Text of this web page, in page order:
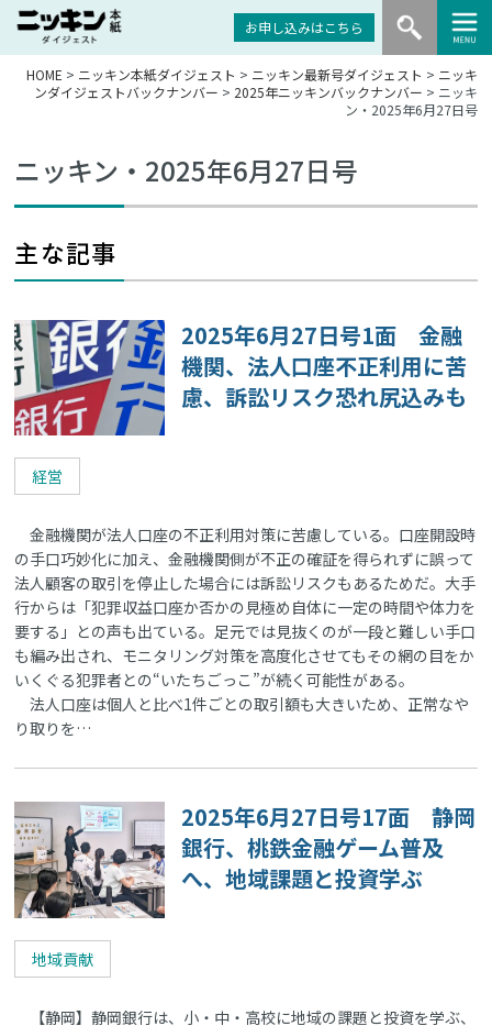
お申し込みはこちら
HOME > ニッキン本紙ダイジェスト > ニッキン最新号ダイジェスト > ニッキ
ンダイジェストバックナンバー > 2025年ニッキンバックナンバー > ニッキ
ン・2025年6月27日号
ニッキン・2025年6月27日号
主な記事
2025年6月27日号1面 金融
機関、法人口座不正利用に苦
慮、訴訟リスク恐れ尻込みも
経営
金融機関が法人口座の不正利用対策に苦慮している。口座開設時
の手口巧妙化に加え、金融機関側が不正の確証を得られずに誤って
法人顧客の取引を停止した場合には訴訟リスクもあるためだ。大手
行からは「犯罪収益口座か否かの見極め自体に一定の時間や体力を
要する」との声も出ている。足元では見抜くのが一段と難しい手口
も編み出され、モニタリング対策を高度化させてもその網の目をか
いくぐる犯罪者との“いたちごっこ”が続く可能性がある。
法人口座は個人と比べ1件ごとの取引額も大きいため、正常なや
り取りを…
2025年6月27日号17面 静岡
銀行、桃鉄金融ゲーム普及
へ、地域課題と投資学ぶ
地域貢献
【静岡】静岡銀行は、小・中・高校に地域の課題と投資を学ぶ、